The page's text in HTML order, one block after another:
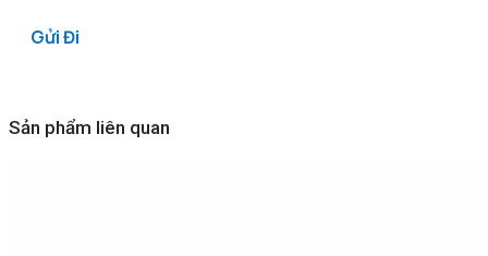
Sản phẩm liên quan